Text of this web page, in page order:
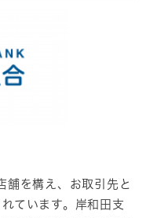
舗を構え、お取引先と
ています。岸和田支